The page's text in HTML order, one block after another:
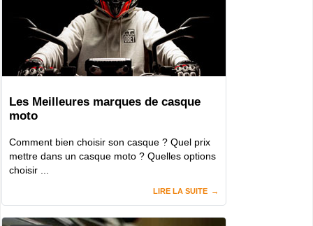
Les Meilleures marques de casque
moto
Comment bien choisir son casque ? Quel prix
mettre dans un casque moto ? Quelles options
choisir ...
LIRE LA SUITE